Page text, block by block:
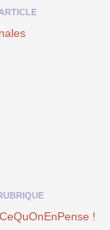
!